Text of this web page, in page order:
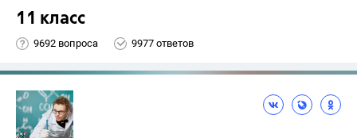
11 класс
9692 вопроса 9977 ответов